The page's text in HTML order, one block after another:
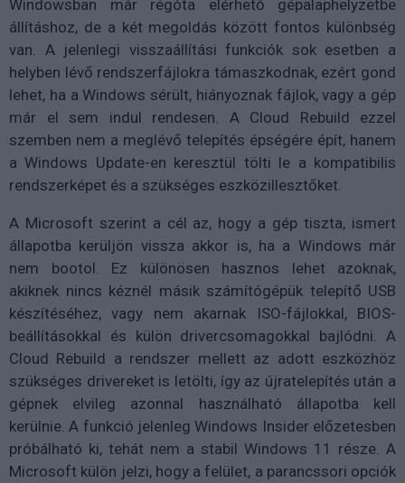
Windowsban már régóta elérhető gépalaphelyzetbe
állításhoz, de a két megoldás között fontos különbség
van. A jelenlegi visszaállítási funkciók sok esetben a
helyben lévő rendszerfájlokra támaszkodnak, ezért gond
lehet, ha a Windows sérült, hiányoznak fájlok, vagy a gép
már el sem indul rendesen. A Cloud Rebuild ezzel
szemben nem a meglévő telepítés épségére épít, hanem
a Windows Update-en keresztül tölti le a kompatibilis
rendszerképet és a szükséges eszközillesztőket.
A Microsoft szerint a cél az, hogy a gép tiszta, ismert
állapotba kerüljön vissza akkor is, ha a Windows már
nem bootol. Ez különösen hasznos lehet azoknak,
akiknek nincs kéznél másik számítógépük telepítő USB
készítéséhez, vagy nem akarnak ISO-fájlokkal, BIOS-
beállításokkal és külön drivercsomagokkal bajlódni. A
Cloud Rebuild a rendszer mellett az adott eszközhöz
szükséges drivereket is letölti, így az újratelepítés után a
gépnek elvileg azonnal használható állapotba kell
kerülnie. A funkció jelenleg Windows Insider előzetesben
próbálható ki, tehát nem a stabil Windows 11 része. A
Microsoft külön jelzi, hogy a felület, a parancssori opciók